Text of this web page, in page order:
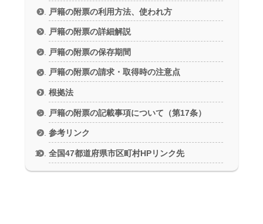
戸籍の附票の利用方法、使われ方
戸籍の附票の詳細解説
戸籍の附票の保存期間
戸籍の附票の請求・取得時の注意点
根拠法
戸籍の附票の記載事項について（第17条）
参考リンク
全国47都道府県市区町村HPリンク先